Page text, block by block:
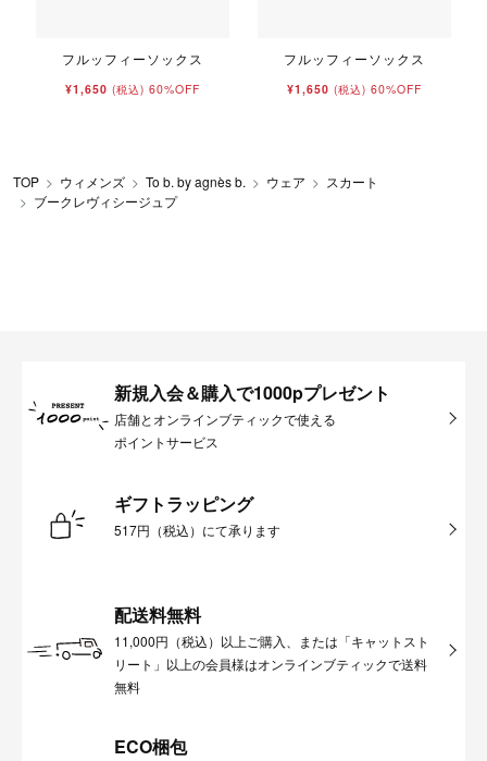
フルッフィーソックス
¥1,650 (税込) 60%OFF
フルッフィーソックス
¥1,650 (税込) 60%OFF
TOP ウィメンズ To b. by agnès b. ウェア
スカート
ブークレヴィシージュプ
新規入会＆購入で1000pプレゼント
店舗とオンラインブティックで使える
ポイントサービス
ギフトラッピング
517円（税込）にて承ります
配送料無料
11,000円（税込）以上ご購入、または「キャットスト
リート」以上の会員様はオンラインブティックで送料
無料
ECO梱包